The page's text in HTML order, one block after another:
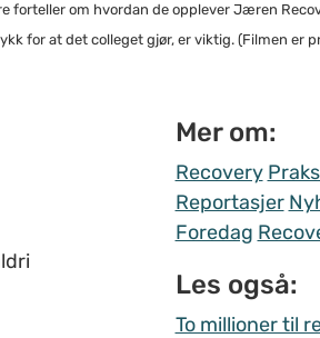
forteller om hvordan de opplever Jæren
for at det colleget gjør, er viktig. (Filmen er
Mer om:
Recovery
Reportasjer
Foredag
Les også:
To millioner til